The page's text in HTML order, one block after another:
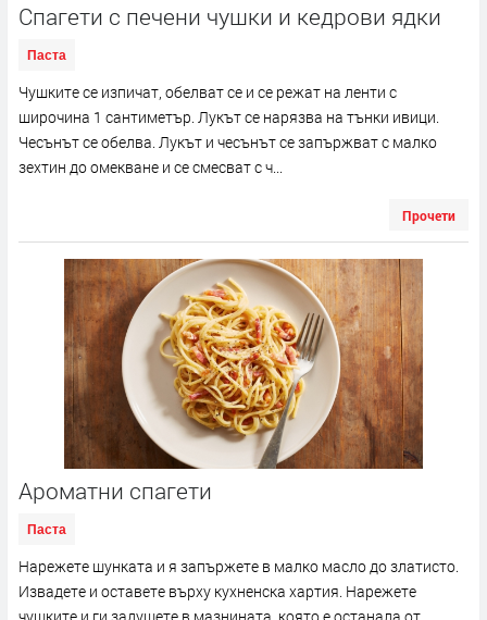
Спагети с печени чушки и кедрови ядки
Паста
Чушките се изпичат, обелват се и се режат на ленти с
широчина 1 сантиметър. Лукът се нарязва на тънки ивици.
Чесънът се обелва. Лукът и чесънът се запържват с малко
зехтин до омекване и се смесват с ч...
Прочети
Ароматни спагети
Паста
Нарежете шунката и я запържете в малко масло до златисто.
Извадете и оставете върху кухненска хартия. Нарежете
чушките и ги задушете в мазнината, която е останала от